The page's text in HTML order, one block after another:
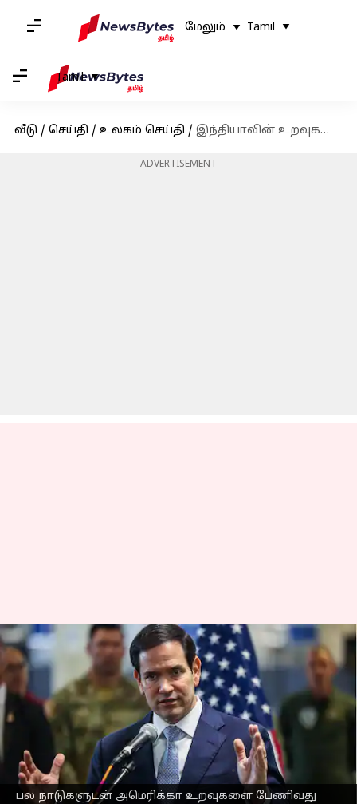
மேலும் Tamil
Tamil
வீடு / செய்தி / உலகம் செய்தி / இந்தியாவின் உறவுகளைப் பாதிக்காமல் பாகிஸ்தானுடன் பிணைப்பை வலுப்படுத்த முயல்கிறதாம் அமெரிக்கா
ADVERTISEMENT
பல நாடுகளுடன் அமெரிக்கா உறவுகளை பேணிவது
இந்தியாவின்
உறவுகளைப் பாதிக்காமல்
பாகிஸ்தானுடன்
பிணைப்பை வலுப்படுத்த
முயல்கிறதாம் அமெரிக்கா
எழுதியவர் Venkatalakshmi V Oct 27, 2025 08:59 am